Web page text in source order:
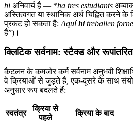
hi अनिवार्य है — *ha tres estudiants
अस्तित्वगत या स्थानिक अर्थ चिह्नित करने
प्रकट हो सकता है: Aquíhitreballen
हैं”)।
क्लिटिक सर्वनाम: स्टैक्ड और रूपांतरित
कैटलन के कमजोर कर्म सर्वनाम अनुभवी
वे क्रियाओं से जुड़ते हैं, एक-दूसरे के साथ
अनुसार रूप बदलते हैं:
स्वतंत्र
क्रिया से
पहले
क्रिया के बाद